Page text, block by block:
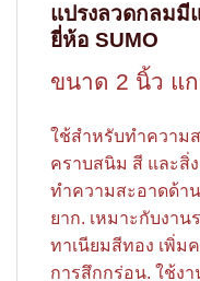
แปรงลวดกลมมี
ยี่ห้อ SUMO
ขนาด 2 นิ้ว แ
ใช้สำหรับทำความ
คราบสนิม สี และสิ่
ทำความสะอาดด้า
ยาก. เหมาะกับงาน
ทาเนียมสีทอง เพิ่ม
การสึกกร่อน. ใช้ง